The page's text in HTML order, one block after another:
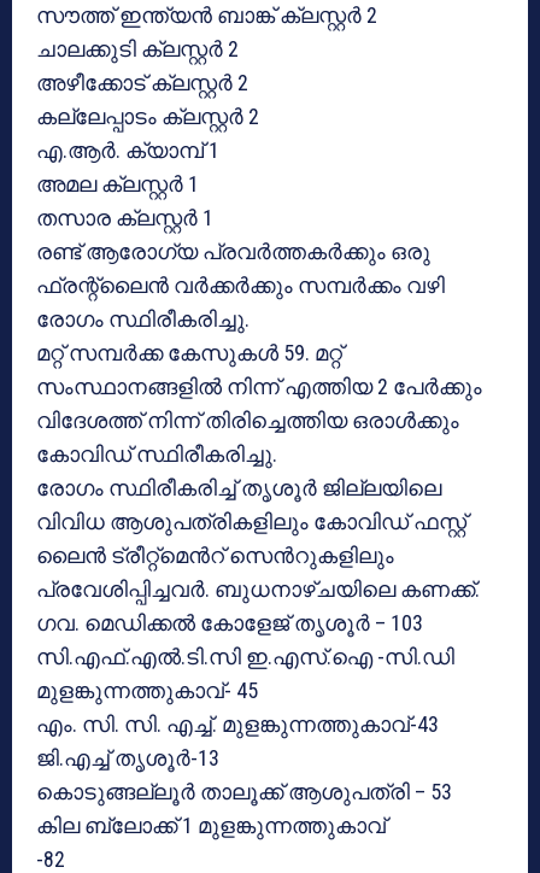
സൗത്ത് ഇന്ത്യന്‍ ബാങ്ക് ക്ലസ്റ്റര്‍ 2
ചാലക്കുടി ക്ലസ്റ്റര്‍ 2
അഴീക്കോട് ക്ലസ്റ്റര്‍ 2
കല്ലേപ്പാടം ക്ലസ്റ്റര്‍ 2
എ.ആര്‍. ക്യാമ്പ് 1
അമല ക്ലസ്റ്റര്‍ 1
തസാര ക്ലസ്റ്റര്‍ 1
രണ്ട് ആരോഗ്യ പ്രവർത്തകർക്കും ഒരു
ഫ്രന്റ്‌ലൈൻ വർക്കർക്കും സമ്പർക്കം വഴി
രോഗം സ്ഥിരീകരിച്ചു.
മറ്റ് സമ്പർക്ക കേസുകൾ 59. മറ്റ്
സംസ്ഥാനങ്ങളിൽ നിന്ന് എത്തിയ 2 പേർക്കും
വിദേശത്ത് നിന്ന് തിരിച്ചെത്തിയ ഒരാൾക്കും
കോവിഡ് സ്ഥിരീകരിച്ചു.
രോഗം സ്ഥിരീകരിച്ച് തൃശൂർ ജില്ലയിലെ
വിവിധ ആശുപത്രികളിലും കോവിഡ് ഫസ്റ്റ്
ലൈൻ ട്രീറ്റ്‌മെൻറ് സെൻറുകളിലും
പ്രവേശിപ്പിച്ചവർ. ബുധനാഴ്ചയിലെ കണക്ക്.
ഗവ. മെഡിക്കല്‍ കോളേജ് തൃശൂർ – 103
സി.എഫ്.എല്‍.ടി.സി ഇ.എസ്.ഐ -സി.ഡി
മുളങ്കുന്നത്തുകാവ്- 45
എം. സി. സി. എച്ച്. മുളങ്കുന്നത്തുകാവ്-43
ജി.എച്ച് തൃശൂർ-13
കൊടുങ്ങല്ലൂര്‍ താലൂക്ക് ആശുപത്രി – 53
കില ബ്ലോക്ക് 1 മുളങ്കുന്നത്തുകാവ്
-82